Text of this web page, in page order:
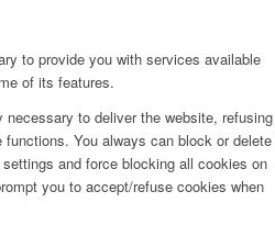
to provide you with services available
of its features.
to deliver the website, refusing
You always can block or delete
and force blocking all cookies on
you to accept/refuse cookies when